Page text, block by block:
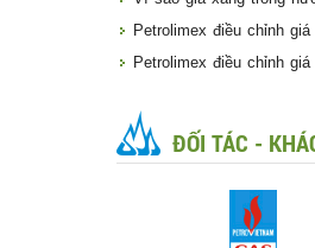
Petrolimex điều chỉnh
Petrolimex điều chỉnh
ĐỐI TÁC -